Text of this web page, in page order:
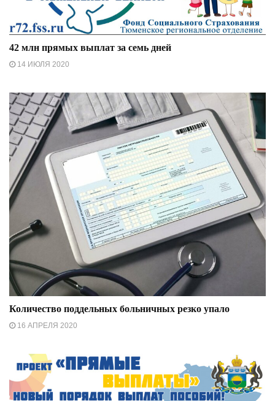
42 млн прямых выплат за семь дней
14 ИЮЛЯ 2020
Количество поддельных больничных резко упало
16 АПРЕЛЯ 2020